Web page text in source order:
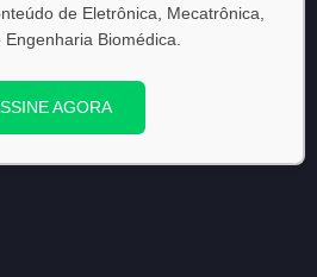
de Eletrônica, Mecatrônica,
Engenharia Biomédica.
AGORA